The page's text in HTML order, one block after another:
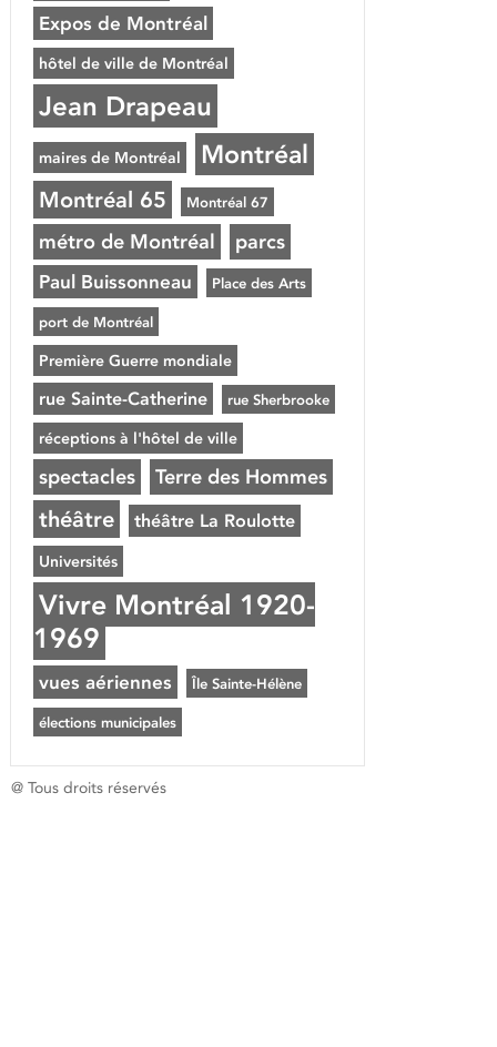
Expos de Montréal
hôtel de ville de Montréal
Jean Drapeau
maires de Montréal Montréal
Montréal 65 Montréal 67
métro de Montréal parcs
Paul Buissonneau Place des Arts
port de Montréal
Première Guerre mondiale
rue Sainte-Catherine rue Sherbrooke
réceptions à l'hôtel de ville
spectacles Terre des Hommes
théâtre théâtre La Roulotte
Universités
Vivre Montréal 1920-
1969
vues aériennes Île Sainte-Hélène
élections municipales
@ Tous droits réservés